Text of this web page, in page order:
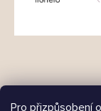
Pro přizpůsobení